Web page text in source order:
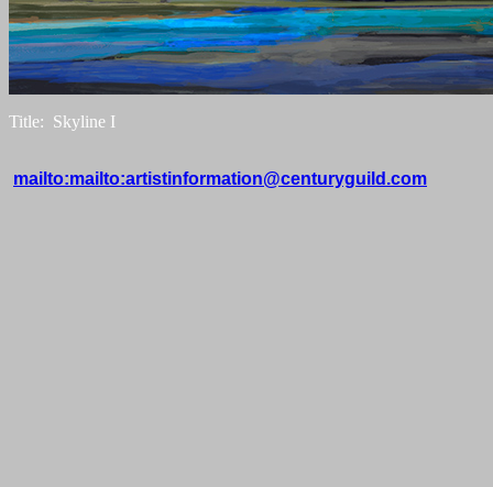
Title: Skyline I
mailto:mailto:artistinformation@centuryguild.com